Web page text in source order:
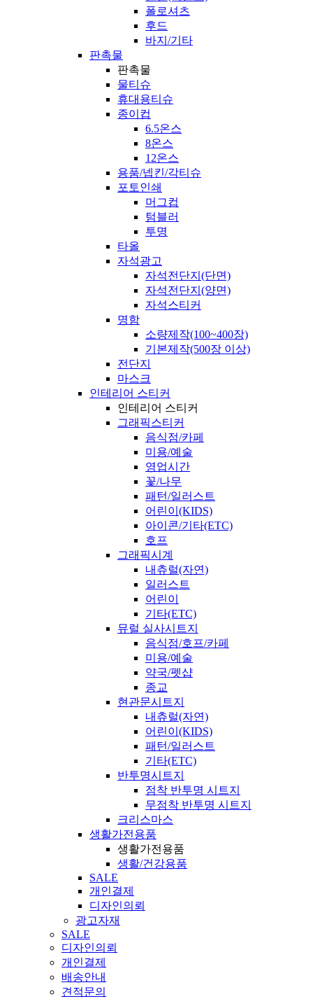
폴로셔츠
후드
바지/기타
판촉물
판촉물
물티슈
휴대용티슈
종이컵
6.5온스
8온스
12온스
용품/넵킨/각티슈
포토인쇄
머그컵
텀블러
투명
타올
자석광고
자석전단지(단면)
자석전단지(양면)
자석스티커
명함
소량제작(100~400장)
기본제작(500장 이상)
전단지
마스크
인테리어 스티커
인테리어 스티커
그래픽스티커
음식점/카페
미용/예술
영업시간
꽃/나무
패턴/일러스트
어린이(KIDS)
아이콘/기타(ETC)
호프
그래픽시계
내츄럴(자연)
일러스트
어린이
기타(ETC)
뮤럴 실사시트지
음식점/호프/카페
미용/예술
약국/펫샵
종교
현관문시트지
내츄럴(자연)
어린이(KIDS)
패턴/일러스트
기타(ETC)
반투명시트지
점착 반투명 시트지
무점착 반투명 시트지
크리스마스
생활가전용품
생활가전용품
생활/건강용품
SALE
개인결제
디자인의뢰
광고자재
SALE
디자인의뢰
개인결제
배송안내
견적문의